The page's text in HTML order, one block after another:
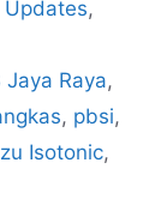
Updates,
Jaya Raya,
, pbsi,
Isotonic,